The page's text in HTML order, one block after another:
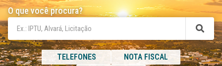
O que você procura?
TELEFONES
NOTA FISCAL